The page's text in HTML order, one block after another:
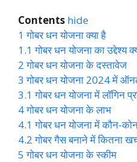
Contents hide
1 गोबर धन योजना क्या है
1.1 गोबर धन योजना का उद्देश्य
2 गोबर धन योजना के दस्तावेज
3 गोबर धन योजना 2024 में
3.1 गोबर धन योजना में लॉगिन
4गोबर धन योजना के लाभ
4.1 गोबर धन योजना में कौन-
4.2 गोबर गैस बनाने में कितना
5 गोबर धन योजना के स्कीम